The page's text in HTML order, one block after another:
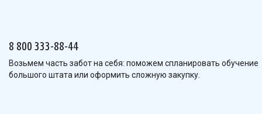
8 800 333-88-44
Возьмем часть забот на себя: поможем спланировать обучение
большого штата или оформить сложную закупку.